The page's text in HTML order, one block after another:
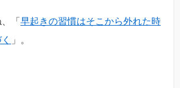
「 早起きの習慣はそこから外れた時
」。